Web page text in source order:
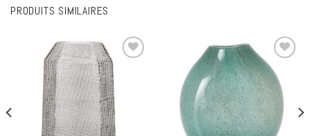
PRODUITS SIMILAIRES
Add to
wishlist